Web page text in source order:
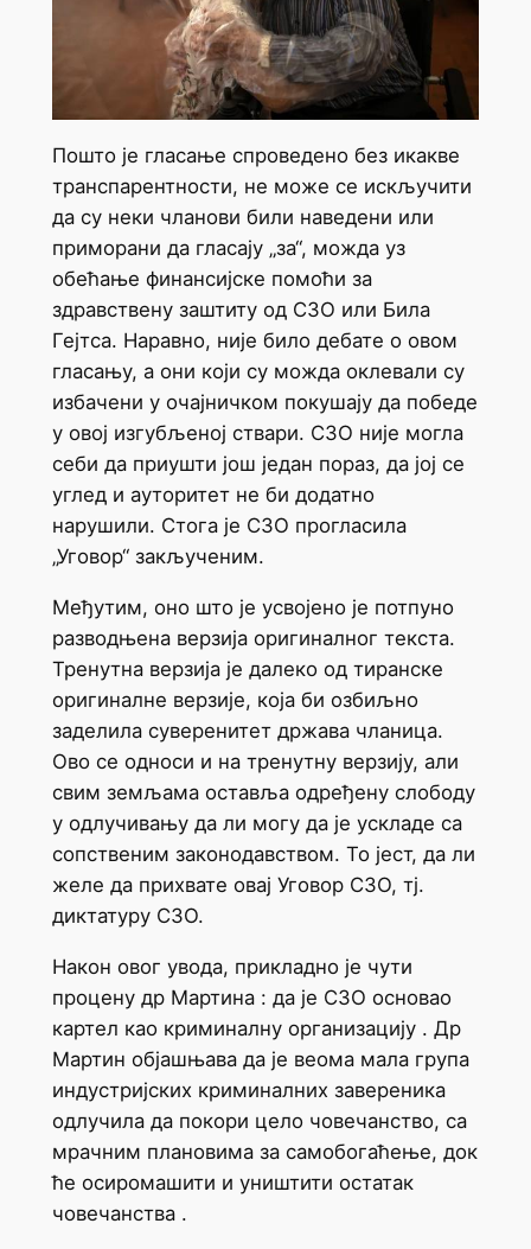
Пошто је гласање спроведено без икакве
транспарентности, не може се искључити
да су неки чланови били наведени или
приморани да гласају „за“, можда уз
обећање финансијске помоћи за
здравствену заштиту од СЗО или Била
Гејтса. Наравно, није било дебате о овом
гласању, а они који су можда оклевали су
избачени у очајничком покушају да победе
у овој изгубљеној ствари. СЗО није могла
себи да приушти још један пораз, да јој се
углед и ауторитет не би додатно
нарушили. Стога је СЗО прогласила
„Уговор“ закљученим.
Међутим, оно што је усвојено је потпуно
разводњена верзија оригиналног текста.
Тренутна верзија је далеко од тиранске
оригиналне верзије, која би озбиљно
заделила суверенитет држава чланица.
Ово се односи и на тренутну верзију, али
свим земљама оставља одређену слободу
у одлучивању да ли могу да је ускладе са
сопственим законодавством. То јест, да ли
желе да прихвате овај Уговор СЗО, тј.
диктатуру СЗО.
Након овог увода, прикладно је чути
процену др Мартина : да је СЗО основао
картел као криминалну организацију . Др
Мартин објашњава да је веома мала група
индустријских криминалних завереника
одлучила да покори цело човечанство, са
мрачним плановима за самобогаћење, док
ће осиромашити и уништити остатак
човечанства .